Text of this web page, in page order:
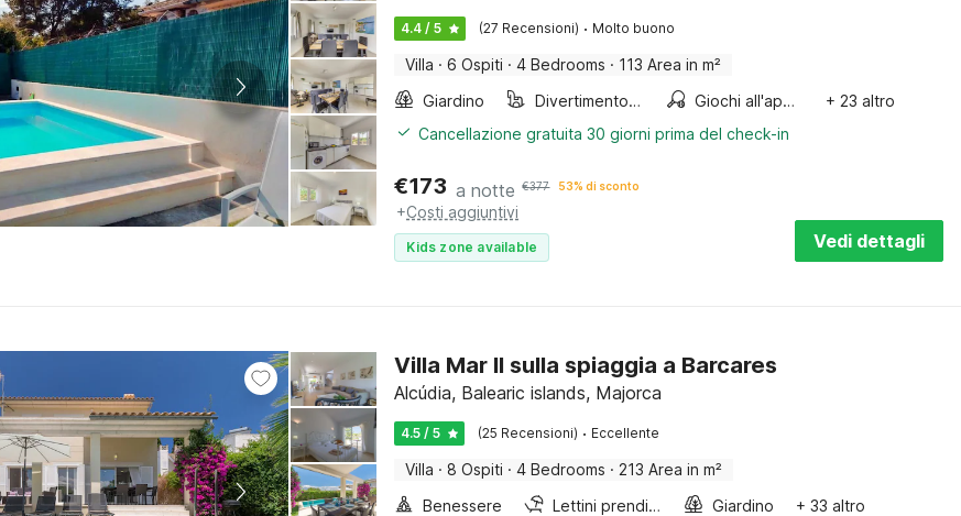
4.4 / 5 (27 Recensioni) · Molto buono
Villa · 6 Ospiti · 4 Bedrooms · 113 Area in m²
Giardino
Divertimento per bambini Giochi all'aperto
+ 23 altro
Cancellazione gratuita 30 giorni prima del check-in
€173 a notte €377 53% di sconto
+Costi aggiuntivi
Kids zone available Vedi dettagli
Villa Mar II sulla spiaggia a Barcares
Alcúdia, Balearic islands, Majorca
4.5 / 5 (25 Recensioni) · Eccellente
Villa · 8 Ospiti · 4 Bedrooms · 213 Area in m²
Benessere
Lettini prendisole Giardino + 33 altro